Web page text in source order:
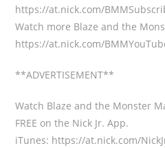
https://at.nick.com/
Watch more Blaze and the
https://at.nick.com/
**ADVERTISEMENT**
Watch Blaze and the Monster
FREE on the Nick Jr. App.
iTunes: https://at.nick.com/